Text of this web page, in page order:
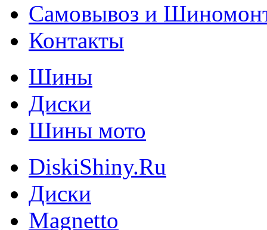
Самовывоз и
Контакты
Шины
Диски
Шины мото
DiskiShiny.Ru
Диски
Magnetto